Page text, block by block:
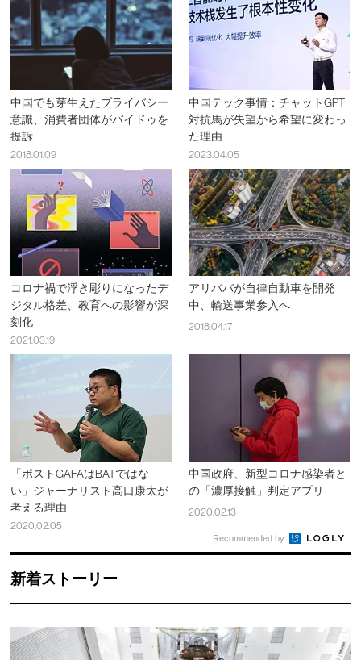
中国でも芽生えたプライバシー
意識、消費者団体がバイドゥを
提訴
2018.01.09
中国テック事情：チャットGPT
対抗馬が失望から希望に変わっ
た理由
2023.04.05
コロナ禍で浮き彫りになったデ
ジタル格差、教育への影響が深
刻化
2021.03.19
アリババが自律自動車を開発
中、輸送事業参入へ
2018.04.17
「ポストGAFAはBATではな
い」ジャーナリスト高口康太が
考える理由
2020.02.05
中国政府、新型コロナ感染者と
の「濃厚接触」判定アプリ
2020.02.13
Recommended by
新着ストーリー